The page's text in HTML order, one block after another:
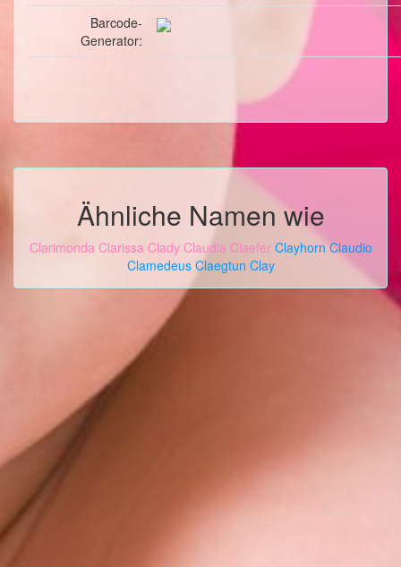
Barcode-
Generator:
Ähnliche Namen wie
Clarimonda Clarissa Clady Claudia Claefer Clayhorn Claudio
Clamedeus Claegtun Clay